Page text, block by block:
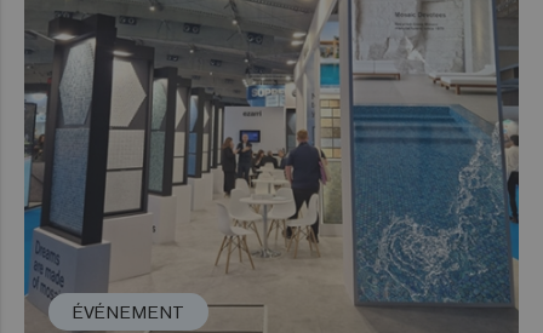
ÉVÉNEMENT